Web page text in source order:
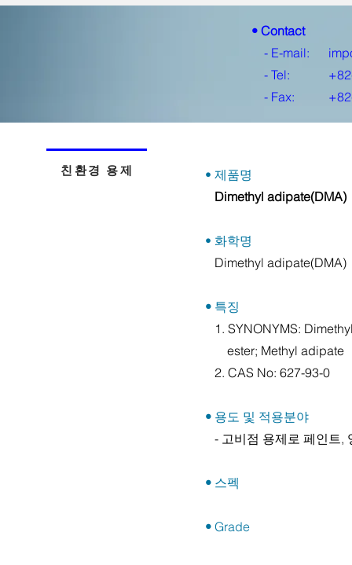
• Contact
- E-mail:
- Tel:
- Fax:
친환경 용제
• 제품명
Dimethyl adipate(DMA)
• 화학명
Dimethyl adipate(DMA)
• 특징
1. SYNONYMS:
ester; Methyl adipate
2. CAS No: 627-93-0
• 용도 및 적용분야
- 고비점 용제로 페인트,
• 스펙
• Grade